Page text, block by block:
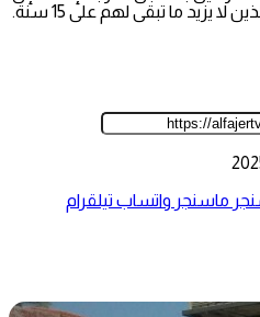
ماسنجر واتساب تيلقرام